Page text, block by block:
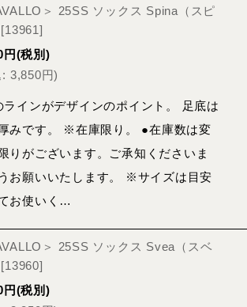
＞ 25SS ソックス Spina（スピ
[13961]
円(税別)
: 3,850円)
ラインがデザインのポイント。 足底は
みです。 ※在庫限り。 ●在庫数は変
りがございます。ご承知くださいま
お願いいたします。 ※サイズは目安
お使いく…
＞ 25SS ソックス Svea（スベ
[13960]
円(税別)